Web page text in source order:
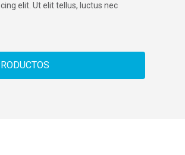
elit. Ut elit tellus, luctus nec